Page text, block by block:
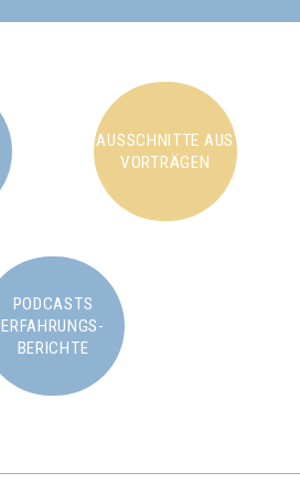
AUSSCHNITTE AUS
VORTRÄGEN
PODCASTS
ERFAHRUNGS-
BERICHTE